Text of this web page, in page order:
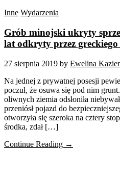
Inne Wydarzenia
Grób minojski ukryty
lat odkryty przez
27 sierpnia 2019 by Ewelina
Na jednej z prywatnej posesji
poczuł, że osuwa się pod nim
oliwnych ziemia odsłoniła
przeniósł pojazd do
otworzyła się szeroka na cztery
środka, zdał […]
Continue Reading →